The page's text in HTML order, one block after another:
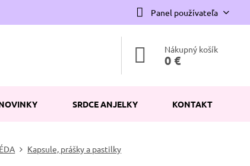
Panel používateľa
Nákupný košík
0 €
SRDCE ANJELKY KONTAKT
Kapsule, prášky a pastilky